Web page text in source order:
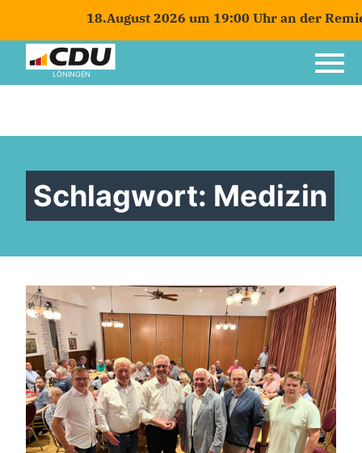
18.August 2026 um 19:00 Uhr an der
LÖNINGEN
Schlagwort: Medizin